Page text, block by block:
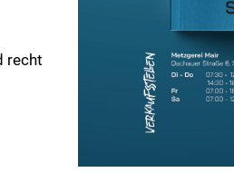
recht